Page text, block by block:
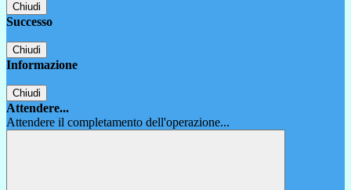
Chiudi
Successo
Chiudi
Informazione
Chiudi
Attendere...
Attendere il completamento dell'operazione...